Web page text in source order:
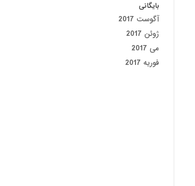
بایگانی
آگوست 2017
ژوئن 2017
می 2017
فوریه 2017